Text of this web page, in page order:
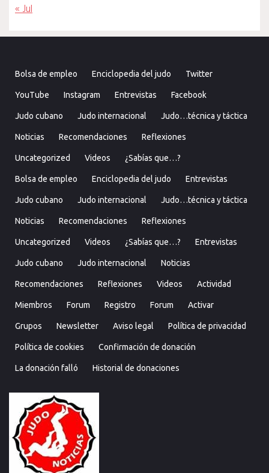
« Jul
Bolsa de empleo Enciclopedia del judo Twitter
YouTube Instagram Entrevistas Facebook
Judo cubano Judo internacional Judo…técnica y táctica
Noticias Recomendaciones Reflexiones
Uncategorized Videos ¿Sabías que…?
Bolsa de empleo Enciclopedia del judo Entrevistas
Judo cubano Judo internacional Judo…técnica y táctica
Noticias Recomendaciones Reflexiones
Uncategorized Videos ¿Sabías que…? Entrevistas
Judo cubano Judo internacional Noticias
Recomendaciones Reflexiones Videos Actividad
Miembros Forum Registro Forum Activar
Grupos Newsletter Aviso legal Política de privacidad
Política de cookies Confirmación de donación
La donación falló Historial de donaciones